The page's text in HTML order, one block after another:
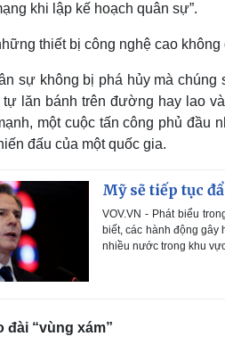
khi lập kế hoạch quân sự”.
thiết bị công nghệ cao
sự không bị phá hủy mà
tự lăn bánh trên đường hay lao
một cuộc tấn công phủ
đấu của một quốc gia.
Mỹ sẽ tiếp tục
VOV.VN - Phát biểu
biết, các hành động
nhiều nước trong khu
đài “vùng xám”